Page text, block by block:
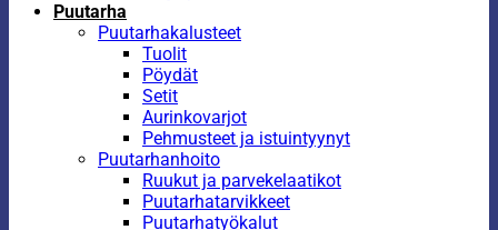
Puutarha
Puutarhakalusteet
Tuolit
Pöydät
Setit
Aurinkovarjot
Pehmusteet ja istuintyynyt
Puutarhanhoito
Ruukut ja parvekelaatikot
Puutarhatarvikkeet
Puutarhatyökalut